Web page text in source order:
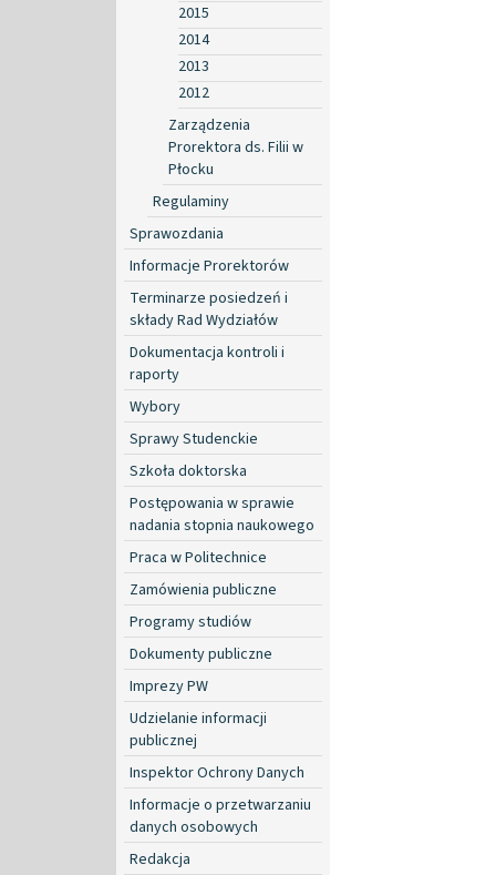
2015
2014
2013
2012
Zarządzenia
Prorektora ds. Filii w
Płocku
Regulaminy
Sprawozdania
Informacje Prorektorów
Terminarze posiedzeń i
składy Rad Wydziałów
Dokumentacja kontroli i
raporty
Wybory
Sprawy Studenckie
Szkoła doktorska
Postępowania w sprawie
nadania stopnia naukowego
Praca w Politechnice
Zamówienia publiczne
Programy studiów
Dokumenty publiczne
Imprezy PW
Udzielanie informacji
publicznej
Inspektor Ochrony Danych
Informacje o przetwarzaniu
danych osobowych
Redakcja